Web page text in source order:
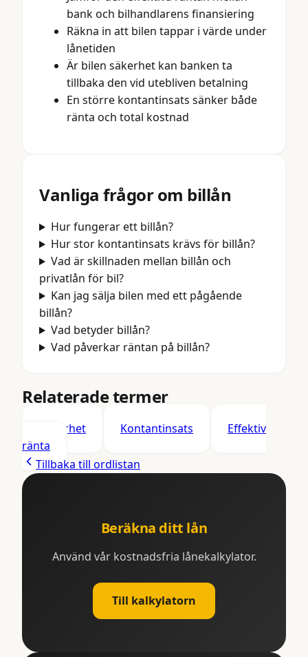
bank och bilhandlarens finansiering
Räkna in att bilen tappar i värde under
lånetiden
Är bilen säkerhet kan banken ta
tillbaka den vid utebliven betalning
En större kontantinsats sänker både
ränta och total kostnad
Vanliga frågor om billån
Hur fungerar ett billån?
Hur stor kontantinsats krävs för billån?
Vad är skillnaden mellan billån och
privatlån för bil?
Kan jag sälja bilen med ett pågående
billån?
Vad betyder billån?
Vad påverkar räntan på billån?
Relaterade termer
Säkerhet Kontantinsats
Effektiv
ränta
Tillbaka till ordlistan
Beräkna ditt lån
Använd vår kostnadsfria lånekalkylator.
Till kalkylatorn